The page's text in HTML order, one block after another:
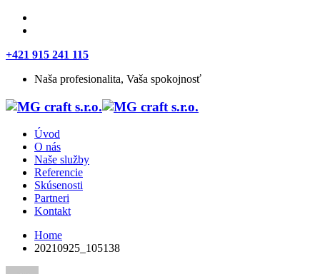
+421 915 241 115
Naša profesionalita, Vaša spokojnosť
Úvod
O nás
Naše služby
Referencie
Skúsenosti
Partneri
Kontakt
Home
20210925_105138